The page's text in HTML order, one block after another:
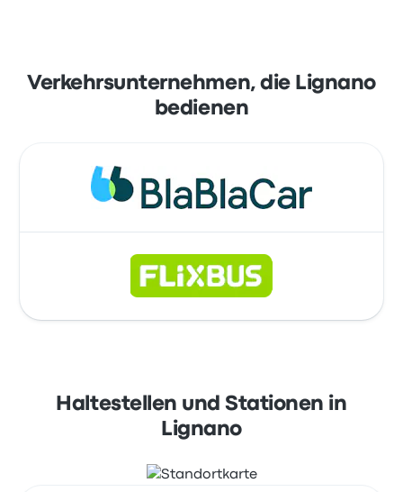
Verkehrsunternehmen, die Lignano
bedienen
Haltestellen und Stationen in
Lignano